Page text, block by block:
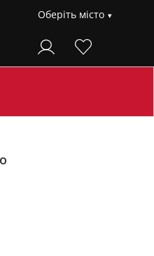
Оберіть місто